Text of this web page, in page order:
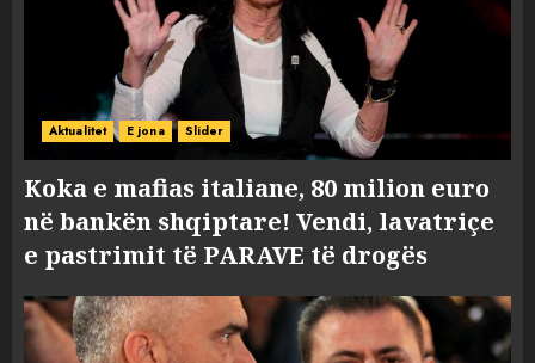
Aktualitet E jona Slider
Koka e mafias italiane, 80 milion euro
në bankën shqiptare! Vendi, lavatriçe
e pastrimit të PARAVE të drogës